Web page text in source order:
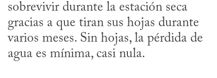
sobrevivir durante la estación seca
gracias a que tiran sus hojas durante
varios meses. Sin hojas, la pérdida de